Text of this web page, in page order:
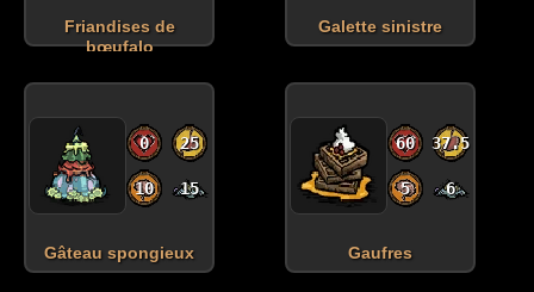
Friandises de
bœufalo
Galette sinistre
0 25
10 15
Gâteau spongieux
60 37.5
5 6
Gaufres